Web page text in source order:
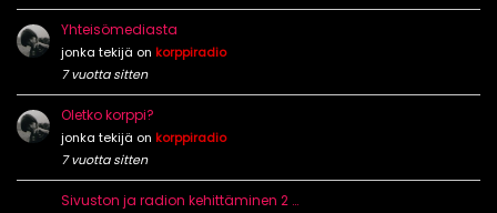
Yhteisömediasta
jonka tekijä on korppiradio
7 vuotta sitten
Oletko korppi?
jonka tekijä on korppiradio
7 vuotta sitten
Sivuston ja radion kehittäminen 2 …